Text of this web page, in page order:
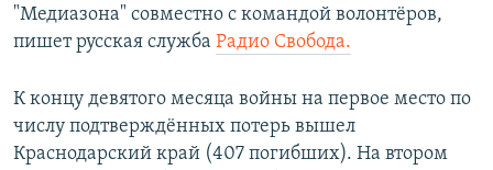
"Медиазона" совместно с командой волонтёров,
пишет русская служба Радио Свобода.
К концу девятого месяца войны на первое место по
числу подтверждённых потерь вышел
Краснодарский край (407 погибших). На втором